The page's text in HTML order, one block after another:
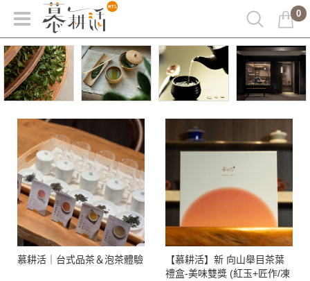
0
慕耕活｜台式品茶＆泡茶體驗
【慕耕活】新 向山舉目茶葉
禮盒-美味雙獎 (紅玉+匠作/凍